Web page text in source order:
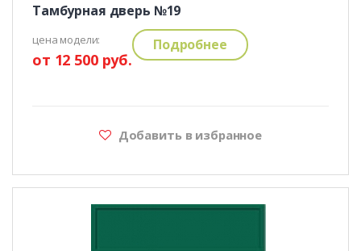
Тамбурная дверь №19
цена модели:
от 12 500 руб.
Подробнее
Добавить в избранное